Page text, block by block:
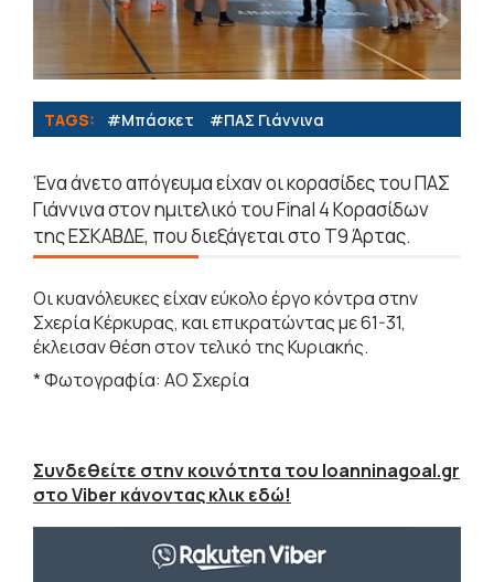
TAGS: #Μπάσκετ #ΠΑΣ Γιάννινα
Ένα άνετο απόγευμα είχαν οι κορασίδες του ΠΑΣ
Γιάννινα στον ημιτελικό του Final 4 Κορασίδων
της ΕΣΚΑΒΔΕ, που διεξάγεται στο Τ9 Άρτας.
Οι κυανόλευκες είχαν εύκολο έργο κόντρα στην
Σχερία Κέρκυρας, και επικρατώντας με 61-31,
έκλεισαν θέση στον τελικό της Κυριακής.
* Φωτογραφία: ΑΟ Σχερία
Συνδεθείτε στην κοινότητα του Ioanninagoal.gr
στο Viber κάνοντας κλικ εδώ!